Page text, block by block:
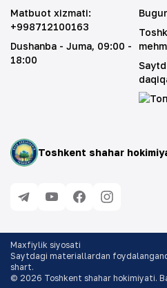
Toshkent shahar
Matbuot xizmati:
+998712100163
Dushanba - Juma, 09:00 -
18:00
© 2026 Toshkent shahar hokimiyati.
Maxfiylik siyosati
Saytdagi materiallardan
shart.